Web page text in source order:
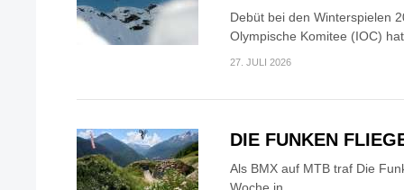
Debüt bei den Winterspielen
Olympische Komitee (IOC)
27. JULI 2026
DIE FUNKEN
Als BMX auf MTB traf Die